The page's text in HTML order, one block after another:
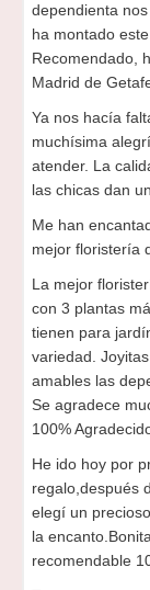
dependienta
ha montado
Recomendado,
Madrid de
Ya nos hacía
muchísima
atender. La
las chicas dan
Me han
mejor floristería
La mejor
con 3 plantas
tienen para
variedad.
amables las
Se agradece
100%
He ido hoy por
regalo,después
elegí un
la
recomendable